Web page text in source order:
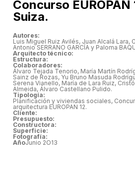
Concurso EUROPAN
Suiza.
Autores:
Luis Miguel Ruiz Avilés, Juan Alcalá Lara,
Antonio SERRANO GARCÍA y Paloma
Arquitecto técnico:
Estructura:
Colaboradores:
Álvaro Tejada Tenorio, María Martín
Sainz de Rozas, Yu Bruno Masuda
Serena Vianello, María de Lara Ruiz,
Almeida, Álvaro Castellano Pulido.
Tipología:
Planificación y viviendas sociales,
arquitectura EUROPAN 12.
Cliente:
Presupuesto:
Constructora:
Superficie:
Fotografía:
AñoJunio 2O13